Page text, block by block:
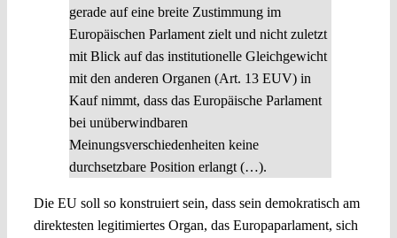
gerade auf eine breite Zustimmung im
Europäischen Parlament zielt und nicht zuletzt
mit Blick auf das institutionelle Gleichgewicht
mit den anderen Organen (Art. 13 EUV) in
Kauf nimmt, dass das Europäische Parlament
bei unüberwindbaren
Meinungsverschiedenheiten keine
durchsetzbare Position erlangt (…).
Die EU soll so konstruiert sein, dass sein demokratisch am
direktesten legitimiertes Organ, das Europaparlament, sich